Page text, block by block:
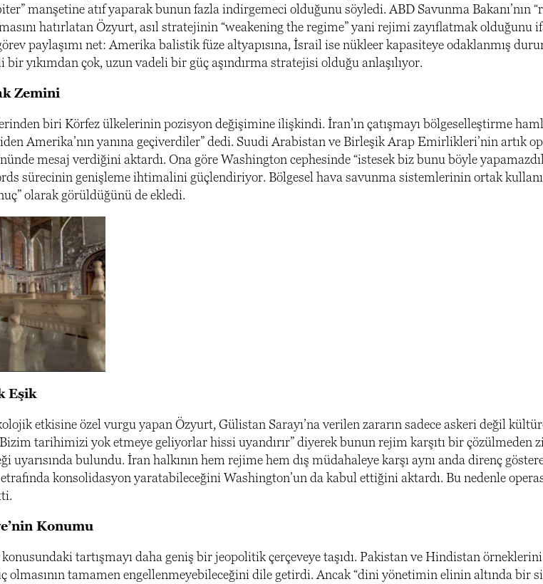
manşetine atıf yaparak bunun fazla indirgemeci olduğunu söyledi. ABD Savunma Bakanı’nın
hatırlatan Özyurt, asıl stratejinin “weakening the regime” yani rejimi zayıflatmak olduğunu
paylaşımı net: Amerika balistik füze altyapısına, İsrail ise nükleer kapasiteye odaklanmış
bir yıkımdan çok, uzun vadeli bir güç aşındırma stratejisi olduğu anlaşılıyor.
Zemini
biri Körfez ülkelerinin pozisyon değişimine ilişkindi. İran’ın çatışmayı bölgeselleştirme
Amerika’nın yanına geçiverdiler” dedi. Suudi Arabistan ve Birleşik Arap Emirlikleri’nin artık
mesaj verdiğini aktardı. Ona göre Washington cephesinde “istesek biz bunu böyle
sürecinin genişleme ihtimalini güçlendiriyor. Bölgesel hava savunma sistemlerinin ortak
olarak görüldüğünü de ekledi.
Eşik
etkisine özel vurgu yapan Özyurt, Gülistan Sarayı’na verilen zararın sadece askeri değil
tarihimizi yok etmeye geliyorlar hissi uyandırır” diyerek bunun rejim karşıtı bir çözülmeden
uyarısında bulundu. İran halkının hem rejime hem dış müdahaleye karşı aynı anda direnç
konsolidasyon yaratabileceğini Washington’un da kabul ettiğini aktardı. Bu nedenle
Konumu
tartışmayı daha geniş bir jeopolitik çerçeveye taşıdı. Pakistan ve Hindistan örneklerini
olmasının tamamen engellenmeyebileceğini dile getirdi. Ancak “dini yönetimin elinin altında bir